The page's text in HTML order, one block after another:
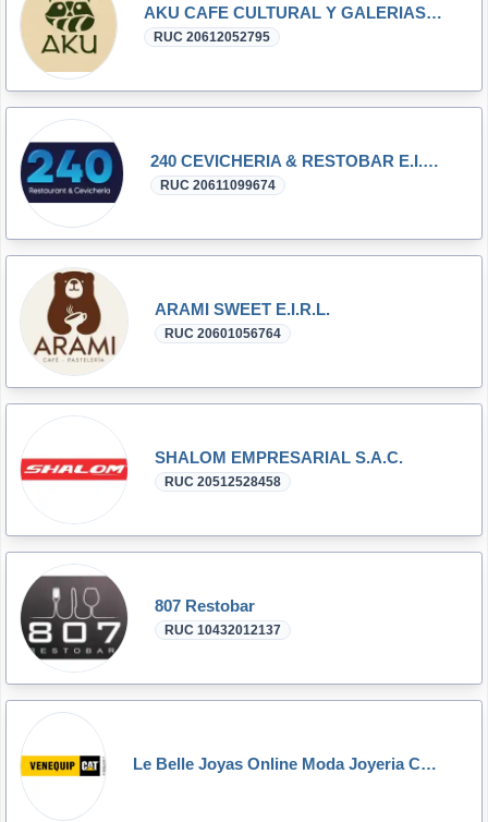
AKU CAFE CULTURAL Y GALERIAS S.A.C.
RUC 20612052795
240 CEVICHERIA & RESTOBAR E.I.R.L.
RUC 20611099674
ARAMI SWEET E.I.R.L.
RUC 20601056764
SHALOM EMPRESARIAL S.A.C.
RUC 20512528458
807 Restobar
RUC 10432012137
Le Belle Joyas Online Moda Joyeria Complementos